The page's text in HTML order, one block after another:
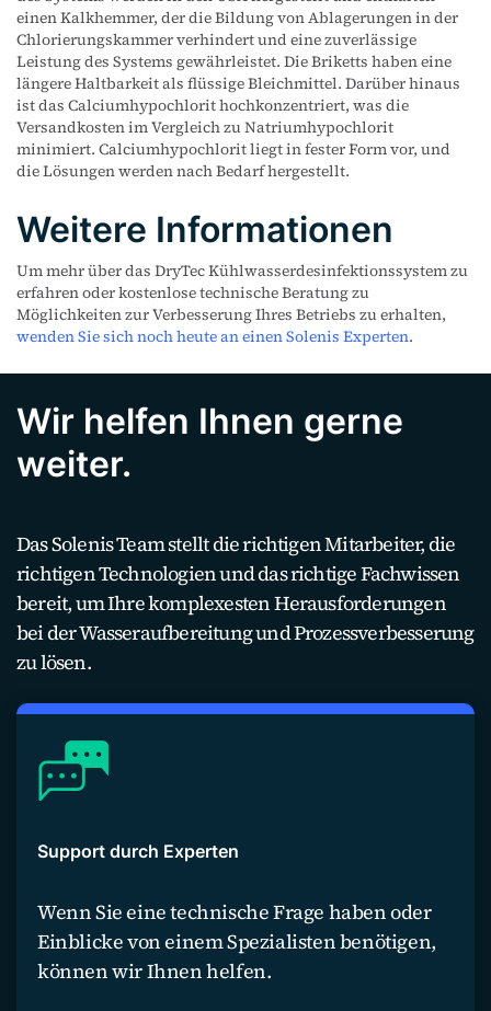
einen Kalkhemmer, der die Bildung von Ablagerungen in der
Chlorierungskammer verhindert und eine zuverlässige
Leistung des Systems gewährleistet. Die Briketts haben eine
längere Haltbarkeit als flüssige Bleichmittel. Darüber hinaus
ist das Calciumhypochlorit hochkonzentriert, was die
Versandkosten im Vergleich zu Natriumhypochlorit
minimiert. Calciumhypochlorit liegt in fester Form vor, und
die Lösungen werden nach Bedarf hergestellt.
Weitere Informationen
Um mehr über das DryTec Kühlwasserdesinfektionssystem zu
erfahren oder kostenlose technische Beratung zu
Möglichkeiten zur Verbesserung Ihres Betriebs zu erhalten,
wenden Sie sich noch heute an einen Solenis Experten.
Wir helfen Ihnen gerne
weiter.
Das Solenis Team stellt die richtigen Mitarbeiter, die
richtigen Technologien und das richtige Fachwissen
bereit, um Ihre komplexesten Herausforderungen
bei der Wasseraufbereitung und Prozessverbesserung
zu lösen.
Support durch Experten
Wenn Sie eine technische Frage haben oder
Einblicke von einem Spezialisten benötigen,
können wir Ihnen helfen.